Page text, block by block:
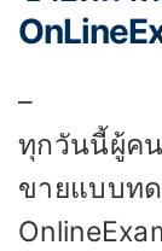
–
ทุกวันนี้ผู้ค
ขายแบบท